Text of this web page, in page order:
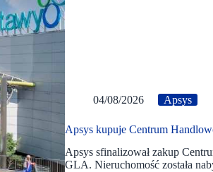
04/08/2026 Apsys
Apsys kupuje Centrum
Apsys sfinalizował zakup
GLA. Nieruchomość została